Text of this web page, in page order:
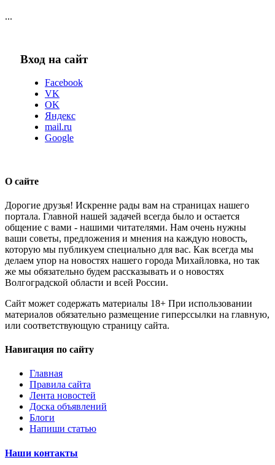
...
Вход на сайт
Facebook
VK
OK
Яндекс
mail.ru
Google
О сайте
Дорогие друзья! Искренне рады вам на страницах нашего
портала. Главной нашей задачей всегда было и остается
общение с вами - нашими читателями. Нам очень нужны
ваши советы, предложения и мнения на каждую новость,
которую мы публикуем специально для вас. Как всегда мы
делаем упор на новостях нашего города Михайловка, но так
же мы обязательно будем рассказывать и о новостях
Волгоградской области и всей России.
Сайт может содержать материалы 18+ При использовании
материалов обязательно размещение гиперссылки на главную,
или соответствующую страницу сайта.
Навигация по сайту
Главная
Правила сайта
Лента новостей
Доска объявлений
Блоги
Напиши статью
Наши контакты